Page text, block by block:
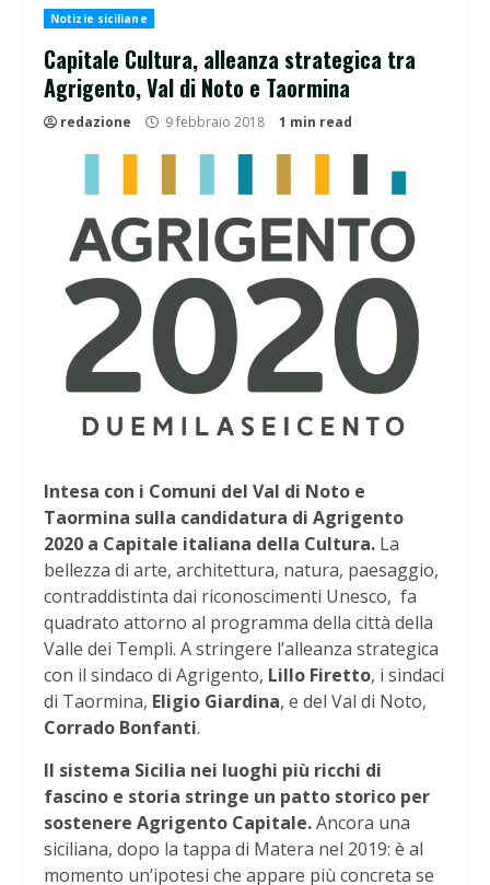
Notizie siciliane
Capitale Cultura, alleanza strategica tra
Agrigento, Val di Noto e Taormina
redazione 9 febbraio 2018 1 min read
Intesa con i Comuni del Val di Noto e
Taormina sulla candidatura di Agrigento
2020 a Capitale italiana della Cultura. La
bellezza di arte, architettura, natura, paesaggio,
contraddistinta dai riconoscimenti Unesco, fa
quadrato attorno al programma della città della
Valle dei Templi. A stringere l’alleanza strategica
con il sindaco di Agrigento, Lillo Firetto, i sindaci
di Taormina, Eligio Giardina, e del Val di Noto,
Corrado Bonfanti.
Il sistema Sicilia nei luoghi più ricchi di
fascino e storia stringe un patto storico per
sostenere Agrigento Capitale.Ancora una
siciliana, dopo la tappa di Matera nel 2019: è al
momento un’ipotesi che appare più concreta se